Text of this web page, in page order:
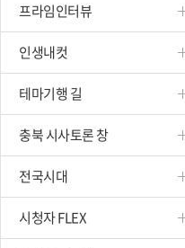
프라임인터뷰
인생내컷
테마기행 길
충북 시사토론 창
전국시대
시청자 FLEX